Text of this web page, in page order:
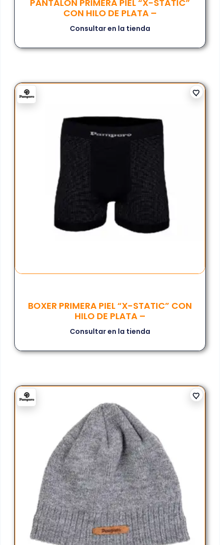
PANTALON PRIMERA PIEL “X-STATIC”
CON HILO DE PLATA –
Consultar en la tienda
BOXER PRIMERA PIEL “X-STATIC” CON
HILO DE PLATA –
Consultar en la tienda